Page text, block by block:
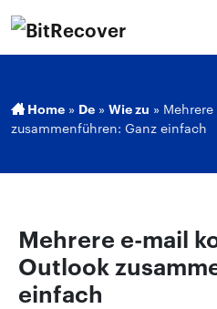
Home » De » Wie zu »
zusammenführen: Ganz einfach
Mehrere e-mail
Outlook
einfach